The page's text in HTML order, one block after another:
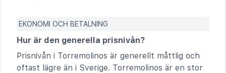
EKONOMI OCH BETALNING
Hur är den generella prisnivån?
Prisnivån i Torremolinos är generellt måttlig och
oftast lägre än i Sverige. Torremolinos är en stor